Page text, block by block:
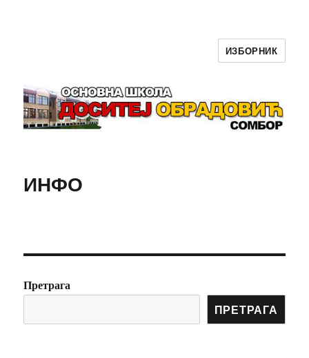
ОШ ,,Доситеј Обрадовић'' Сомбор
ИЗБОРНИК
ИНФО
Претрага
ПРЕТРАГА